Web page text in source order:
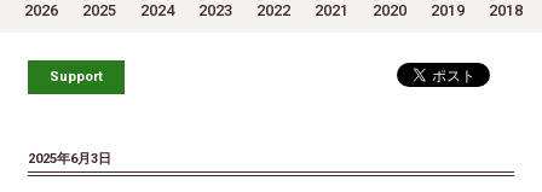
2026 2025 2024 2023 2022 2021 2020 2019 2018
Support
2025年6月3日